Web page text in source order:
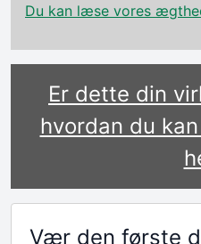
Du kan læse vores
Er dette din
hvordan du
Vær den første